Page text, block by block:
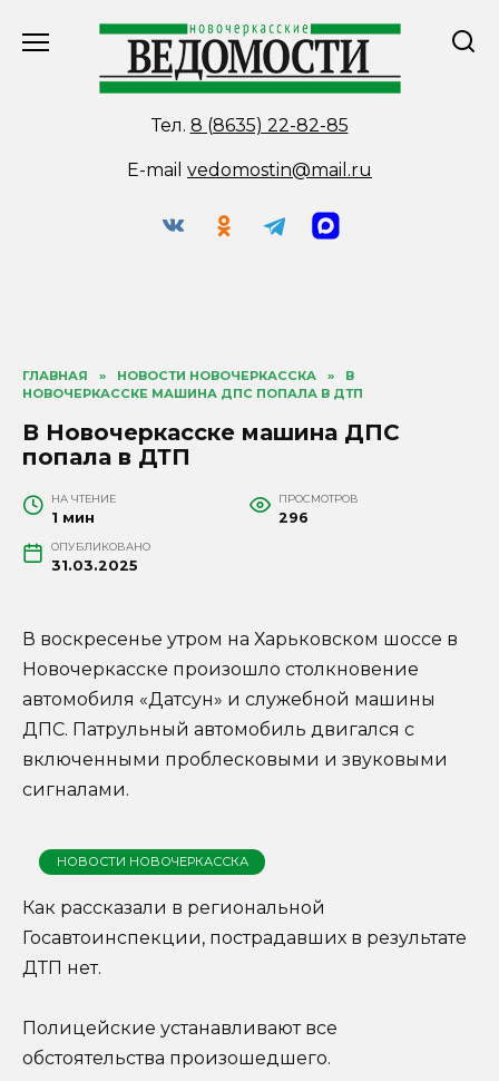
Тел. 8 (8635) 22-82-85
E-mail vedomostin@mail.ru
ГЛАВНАЯ » НОВОСТИ НОВОЧЕРКАССКА »
В
НОВОЧЕРКАССКЕ МАШИНА ДПС ПОПАЛА В ДТП
В Новочеркасске машина ДПС
попала в ДТП
НА ЧТЕНИЕ
1 мин
ПРОСМОТРОВ
296
ОПУБЛИКОВАНО
31.03.2025
В воскресенье утром на Харьковском шоссе в
Новочеркасске произошло столкновение
автомобиля «Датсун» и служебной машины
ДПС. Патрульный автомобиль двигался с
включенными проблесковыми и звуковыми
сигналами.
НОВОСТИ НОВОЧЕРКАССКА
Как рассказали в региональной
Госавтоинспекции, пострадавших в результате
ДТП нет.
Полицейские устанавливают все
обстоятельства произошедшего.